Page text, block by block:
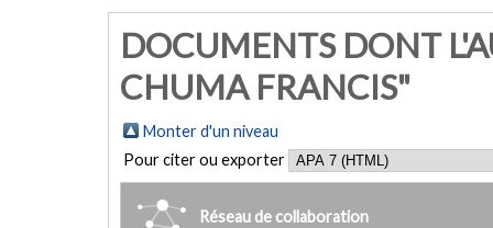
DOCUMENTS DONT
CHUMA FRANCIS"
Monter d'un niveau
Pour citer ou exporter
Réseau de collaboration